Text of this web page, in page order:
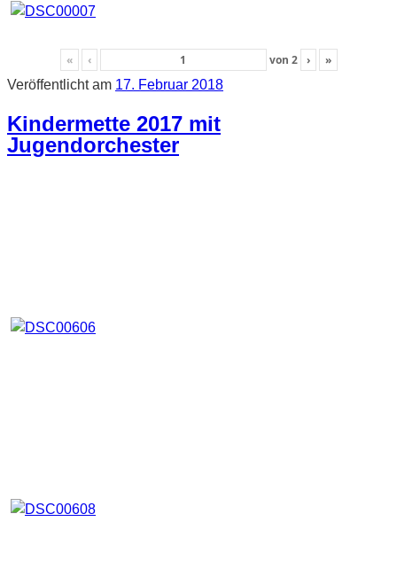
« ‹ von 2 ›
»
Veröffentlicht am 17. Februar 2018
Kindermette 2017 mit
Jugendorchester